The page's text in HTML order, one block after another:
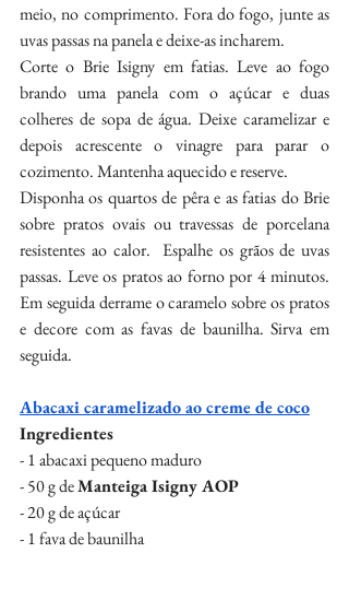
meio, no comprimento. Fora do fogo, junte as
uvas passas na panela e deixe-as incharem.
Corte o Brie Isigny em fatias. Leve ao fogo
brando uma panela com o açúcar e duas
colheres de sopa de água. Deixe caramelizar e
depois acrescente o vinagre para parar o
cozimento. Mantenha aquecido e reserve.
Disponha os quartos de pêra e as fatias do Brie
sobre pratos ovais ou travessas de porcelana
resistentes ao calor.  Espalhe os grãos de uvas
passas. Leve os pratos ao forno por 4 minutos.
Em seguida derrame o caramelo sobre os pratos
e decore com as favas de baunilha. Sirva em
seguida.
Abacaxi caramelizado ao creme de coco
Ingredientes
- 1 abacaxi pequeno maduro
- 50 g de Manteiga Isigny AOP
- 20 g de açúcar
- 1 fava de baunilha